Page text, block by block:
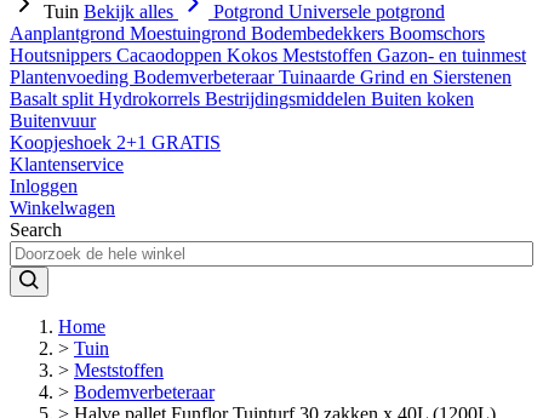
Tuin Bekijk alles Potgrond Universele potgrond
Aanplantgrond Moestuingrond Bodembedekkers Boomschors
Houtsnippers Cacaodoppen Kokos Meststoffen Gazon- en tuinmest
Plantenvoeding BodemverbeteraarTuinaarde Grind en Sierstenen
Basalt split Hydrokorrels Bestrijdingsmiddelen Buiten koken
Buitenvuur
Koopjeshoek 2+1 GRATIS
Klantenservice
Inloggen
Winkelwagen
Search
Home
> Tuin
> Meststoffen
> Bodemverbeteraar
> Halve pallet Funflor Tuinturf 30 zakken x 40L (1200L)